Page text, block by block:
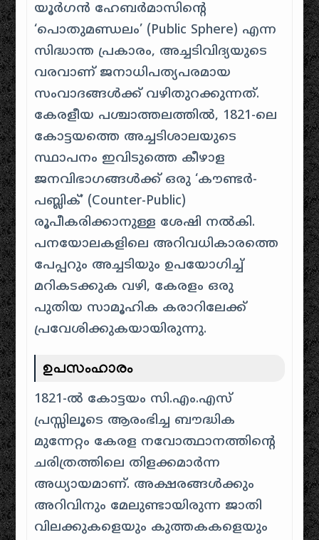
യൂർഗൻ ഹേബർമാസിന്റെ
‘പൊതുമണ്ഡലം’ (Public Sphere) എന്ന
സിദ്ധാന്ത പ്രകാരം, അച്ചടിവിദ്യയുടെ
വരവാണ് ജനാധിപത്യപരമായ
സംവാദങ്ങൾക്ക് വഴിതുറക്കുന്നത്.
കേരളീയ പശ്ചാത്തലത്തിൽ, 1821-ലെ
കോട്ടയത്തെ അച്ചടിശാലയുടെ
സ്ഥാപനം ഇവിടുത്തെ കീഴാള
ജനവിഭാഗങ്ങൾക്ക് ഒരു ‘കൗണ്ടർ-
പബ്ലിക്’ (Counter-Public)
രൂപീകരിക്കാനുള്ള ശേഷി നൽകി.
പനയോലകളിലെ അറിവധികാരത്തെ
പേപ്പറും അച്ചടിയും ഉപയോഗിച്ച്
മറികടക്കുക വഴി, കേരളം ഒരു
പുതിയ സാമൂഹിക കരാറിലേക്ക്
പ്രവേശിക്കുകയായിരുന്നു.
ഉപസംഹാരം
1821-ൽ കോട്ടയം സി.എം.എസ്
പ്രസ്സിലൂടെ ആരംഭിച്ച ബൗദ്ധിക
മുന്നേറ്റം കേരള നവോത്ഥാനത്തിന്റെ
ചരിത്രത്തിലെ തിളക്കമാർന്ന
അധ്യായമാണ്. അക്ഷരങ്ങൾക്കും
അറിവിനും മേലുണ്ടായിരുന്ന ജാതി
വിലക്കുകളെയും കുത്തകകളെയും